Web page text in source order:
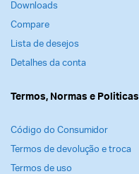
Downloads
Compare
Lista de desejos
Detalhes da conta
Termos, Normas e Politicas
Código do Consumidor
Termos de devolução e troca
Termos de uso